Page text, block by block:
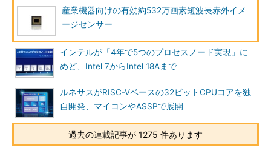
産業機器向けの有効約532万画素短波長赤外イメ
ージセンサー
インテルが「4年で5つのプロセスノード実現」に
めど、Intel 7からIntel 18Aまで
ルネサスがRISC-Vベースの32ビットCPUコアを独
自開発、マイコンやASSPで展開
過去の連載記事が 1275 件あります